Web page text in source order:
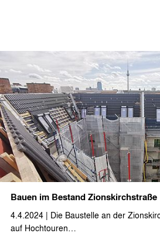
Entwicklung von der Mietskaserne bis
praktischen Einblick in den
besonderen Wohnform erhielten die
Vorstellung des Projekts Haarlemer
Gemeinschaftsunterkunft für
architekten geplant und Anfang 2018
Bauen im Bestand Zionskirchstraße
4.4.2024 | Die Baustelle an der
auf Hochtouren…